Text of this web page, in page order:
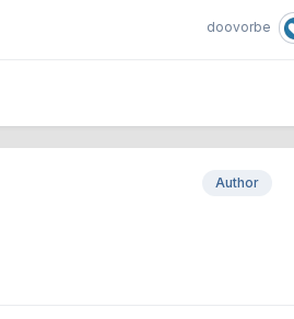
doovorbe
Author